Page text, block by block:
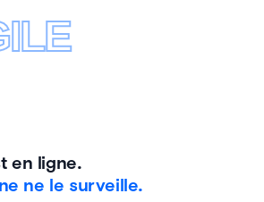
en ligne.
ne le surveille.